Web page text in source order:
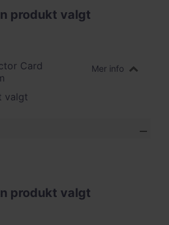
produkt valgt
Card
Mer info
valgt
produkt valgt